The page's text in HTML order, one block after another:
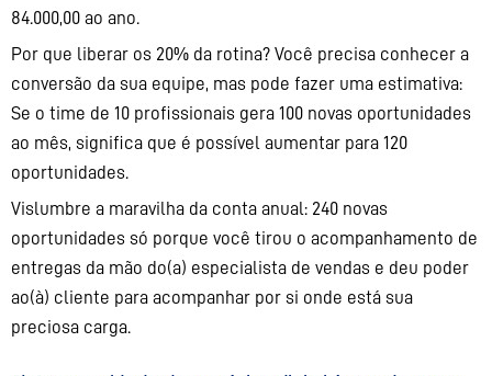
84.000,00 ao ano.
Por que liberar os 20% da rotina? Você precisa conhecer a
conversão da sua equipe, mas pode fazer uma estimativa:
Se o time de 10 profissionais gera 100 novas oportunidades
ao mês, significa que é possível aumentar para 120
oportunidades.
Vislumbre a maravilha da conta anual: 240 novas
oportunidades só porque você tirou o acompanhamento de
entregas da mão do(a) especialista de vendas e deu poder
ao(à) cliente para acompanhar por si onde está sua
preciosa carga.